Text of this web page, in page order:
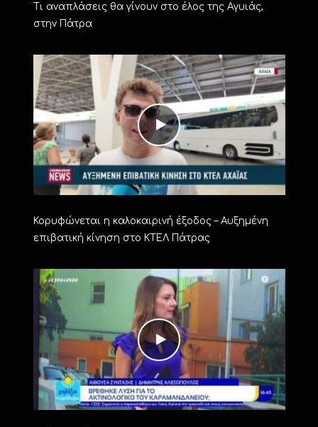
Τι αναπλάσεις θα γίνουν στο έλος της Αγυιάς,
στην Πάτρα
Κορυφώνεται η καλοκαιρινή έξοδος – Αυξημένη
επιβατική κίνηση στο ΚΤΕΛ Πάτρας